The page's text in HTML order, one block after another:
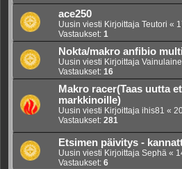
ace250
Uusin viesti Kirjoittaja Teutori «
Vastaukset: 1
Nokta/makro anfibio multi
Uusin viesti Kirjoittaja
Vastaukset: 16
Makro racer(Taas uutta
markkinoille)
Uusin viesti Kirjoittaja ihis81 «
Vastaukset: 281
Etsimen päivitys -
Uusin viesti Kirjoittaja Sephä «
Vastaukset: 6